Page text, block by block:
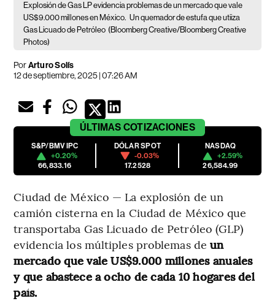
Explosión de Gas LP evidencia problemas de un mercado que vale
US$9.000 millones en México. Un quemador de estufa que utiiza
Gas Licuado de Petróleo (Bloomberg Creative/Bloomberg Creative
Photos)
PorArturo Solís
12 de septiembre, 2025 | 07:26 AM
ÚLTIMAS COTIZACIONES
S&P/BMV IPC
+0.20%
66,833.16
DÓLAR SPOT
-0.03%
17.2528
NASDAQ
+2.59%
26,584.99
Ciudad de México — La explosión de un
camión cisterna en la Ciudad de México que
transportaba Gas Licuado de Petróleo (GLP)
evidencia los múltiples problemas de un
mercado que vale US$9.000 millones anuales
y que abastece a ocho de cada 10 hogares del
país.